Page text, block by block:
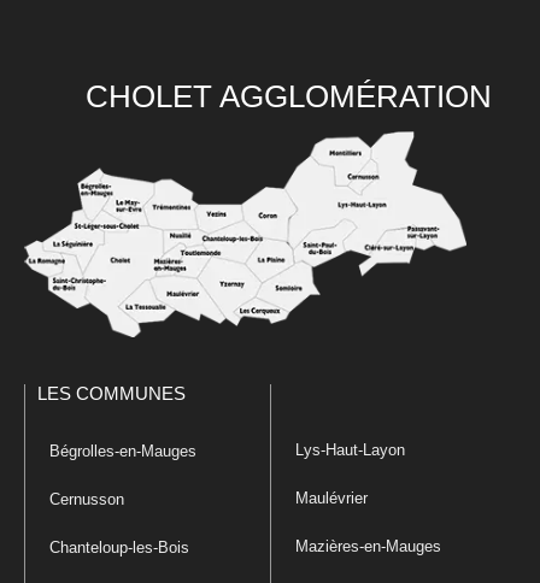
CHOLET AGGLOMÉRATION
LES COMMUNES
Bégrolles-en-Mauges
Cernusson
Chanteloup-les-Bois
Lys-Haut-Layon
Maulévrier
Mazières-en-Mauges